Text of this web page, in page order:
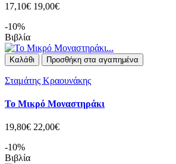
17,10€ 19,00€
-10%
Βιβλία
Καλάθι Προσθήκη στα αγαπημένα
Σταμάτης Κραουνάκης
Το Μικρό Μοναστηράκι
19,80€ 22,00€
-10%
Βιβλία